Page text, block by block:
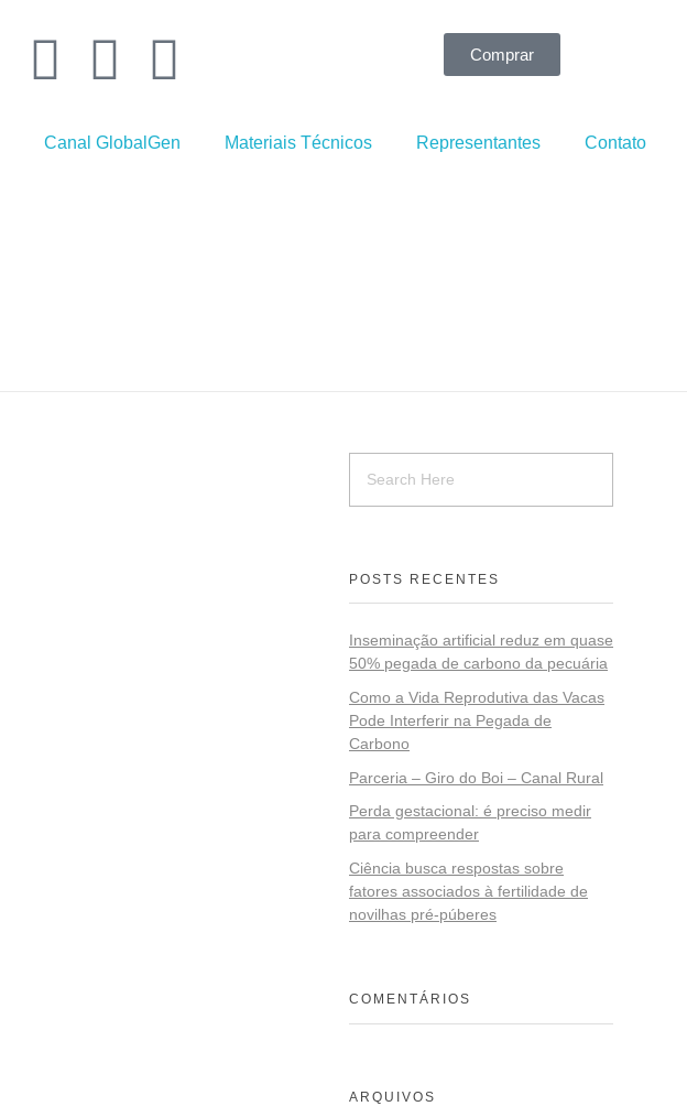
Comprar
Canal GlobalGen Materiais Técnicos Representantes Contato
POSTS RECENTES
Inseminação artificial reduz em quase
50% pegada de carbono da pecuária
Como a Vida Reprodutiva das Vacas
Pode Interferir na Pegada de
Carbono
Parceria – Giro do Boi – Canal Rural
Perda gestacional: é preciso medir
para compreender
Ciência busca respostas sobre
fatores associados à fertilidade de
novilhas pré-púberes
COMENTÁRIOS
ARQUIVOS